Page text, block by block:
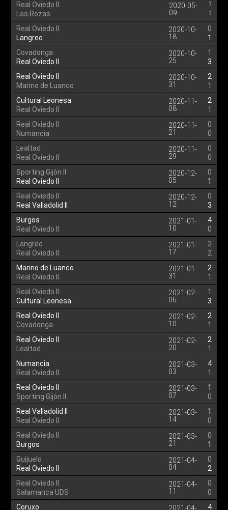
Real Oviedo II
Las Rozas
2020-05-
09
?
?
Real Oviedo II
Langreo
2020-10-
18
0
1
Covadonga
Real Oviedo II
2020-10-
25
1
3
Real Oviedo II
Marino de Luanco
2020-10-
31
2
1
Cultural Leonesa
Real Oviedo II
2020-11-
08
2
1
Real Oviedo II
Numancia
2020-11-
21
0
0
Lealtad
Real Oviedo II
2020-11-
29
0
0
Sporting Gijón II
Real Oviedo II
2020-12-
05
0
1
Real Oviedo II
Real Valladolid II
2020-12-
12
0
3
Burgos
Real Oviedo II
2021-01-
10
4
0
Langreo
Real Oviedo II
2021-01-
17
2
2
Marino de Luanco
Real Oviedo II
2021-01-
31
2
1
Real Oviedo II
Cultural Leonesa
2021-02-
06
1
3
Real Oviedo II
Covadonga
2021-02-
10
2
1
Real Oviedo II
Lealtad
2021-02-
20
2
1
Numancia
Real Oviedo II
2021-03-
03
4
1
Real Oviedo II
Sporting Gijón II
2021-03-
07
1
0
Real Valladolid II
Real Oviedo II
2021-03-
14
1
0
Real Oviedo II
Burgos
2021-03-
21
0
1
Guijuelo
Real Oviedo II
2021-04-
04
0
2
Real Oviedo II
Salamanca UDS
2021-04-
11
0
0
Coruxo
2021-04- 4